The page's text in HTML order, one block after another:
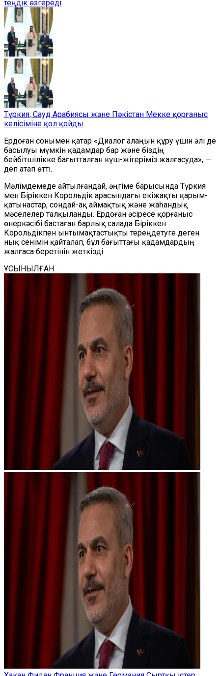
теңдік өзгереді
Түркия, Сауд Арабиясы және Пәкістан Мекке қорғаныс
келісіміне қол қойды
Ердоған сонымен қатар «Диалог алаңын құру үшін әлі де
басылуы мүмкін қадамдар бар және біздің
бейбітшілікке бағытталған күш-жігеріміз жалғасуда», —
деп атап өтті.
Мәлімдемеде айтылғандай, әңгіме барысында Түркия
мен Біріккен Корольдік арасындағы екіжақты қарым-
қатынастар, сондай-ақ аймақтық және жаһандық
мәселелер талқыланды. Ердоған әсіресе қорғаныс
өнеркәсібі бастаған барлық салада Біріккен
Корольдікпен ынтымақтастықты тереңдетуге деген
нық сенімін қайталап, бұл бағыттағы қадамдардың
жалғаса беретінін жеткізді.
ҰСЫНЫЛҒАН